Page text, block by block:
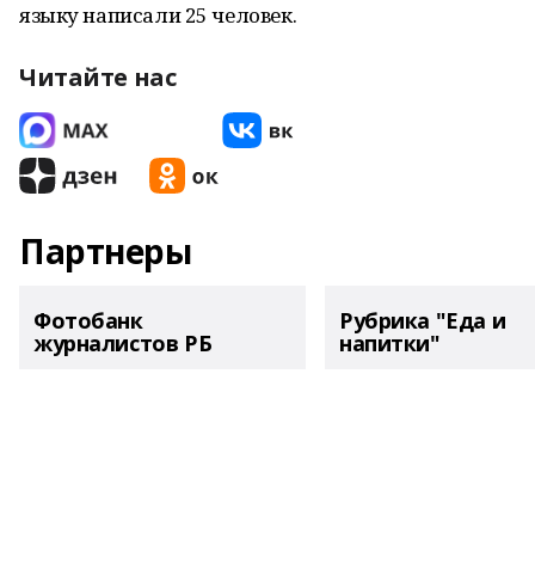
языку написали 25 человек.
Читайте нас
Партнеры
Фотобанк
журналистов РБ
Рубрика "Еда и
напитки"